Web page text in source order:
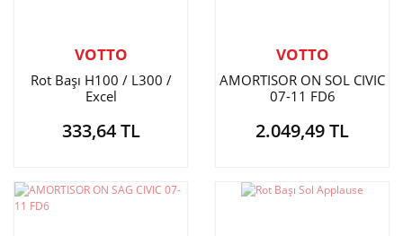
VOTTO
Rot Başı H100 / L300 /
Excel
333,64 TL
VOTTO
AMORTISOR ON SOL CIVIC
07-11 FD6
2.049,49 TL